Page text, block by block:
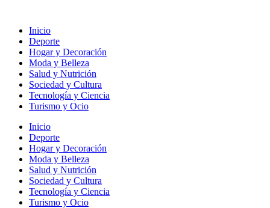
contenido
Inicio
Deporte
Hogar y Decoración
Moda y Belleza
Salud y Nutrición
Sociedad y Cultura
Tecnología y Ciencia
Turismo y Ocio
Inicio
Deporte
Hogar y Decoración
Moda y Belleza
Salud y Nutrición
Sociedad y Cultura
Tecnología y Ciencia
Turismo y Ocio